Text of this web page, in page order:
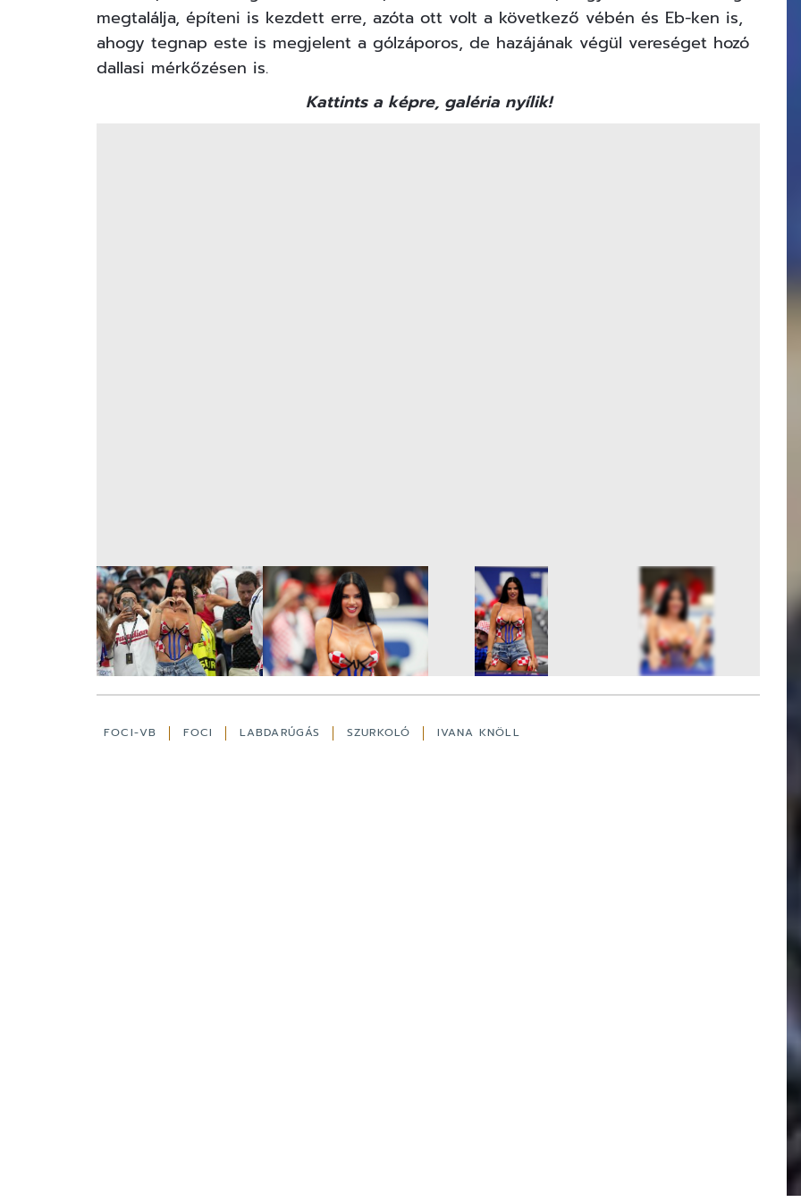
megtalálja, építeni is kezdett erre, azóta ott volt a következő vébén és Eb-ken is,
ahogy tegnap este is megjelent a gólzáporos, de hazájának végül vereséget hozó
dallasi mérkőzésen is.
Kattints a képre, galéria nyílik!
FOCI-VB FOCI LABDARÚGÁS SZURKOLÓ IVANA KNÖLL